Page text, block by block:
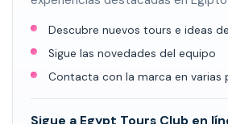
Descubre nuevos tours e ideas
Sigue las novedades del equipo
Contacta con la marca en varias
Sigue a Egypt Tours Club en